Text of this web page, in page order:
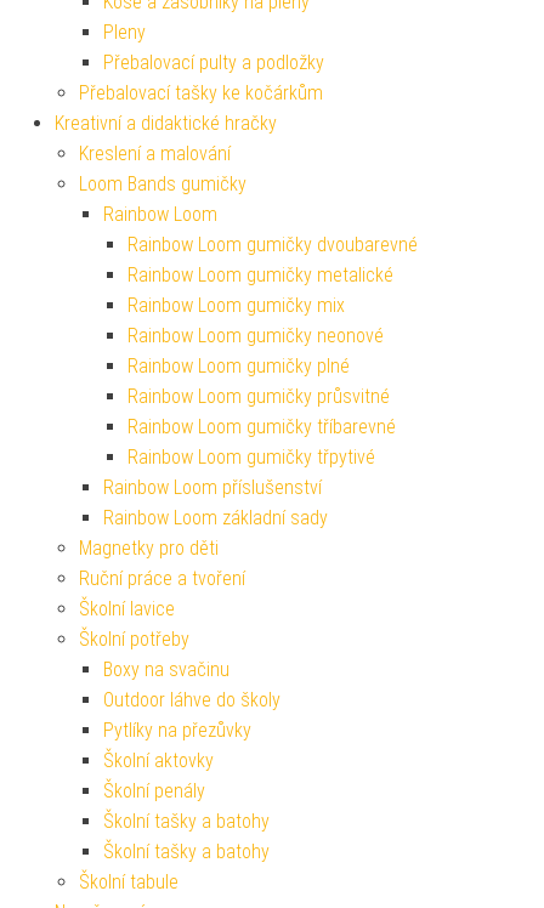
Pleny
Přebalovací pulty a podložky
Přebalovací tašky ke kočárkům
Kreativní a didaktické hračky
Kreslení a malování
Loom Bands gumičky
Rainbow Loom
Rainbow Loom gumičky dvoubarevné
Rainbow Loom gumičky metalické
Rainbow Loom gumičky mix
Rainbow Loom gumičky neonové
Rainbow Loom gumičky plné
Rainbow Loom gumičky průsvitné
Rainbow Loom gumičky tříbarevné
Rainbow Loom gumičky třpytivé
Rainbow Loom příslušenství
Rainbow Loom základní sady
Magnetky pro děti
Ruční práce a tvoření
Školní lavice
Školní potřeby
Boxy na svačinu
Outdoor láhve do školy
Pytlíky na přezůvky
Školní aktovky
Školní penály
Školní tašky a batohy
Školní tašky a batohy
Školní tabule